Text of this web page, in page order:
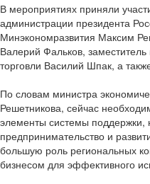
В мероприятиях приняли
администрации президента
Минэкономразвития Максим
Валерий Фальков,
торговли Василий Шпак, а
По словам министра
Решетникова, сейчас
элементы системы поддержки,
предпринимательство и
большую роль региональных
бизнесом для эффективного